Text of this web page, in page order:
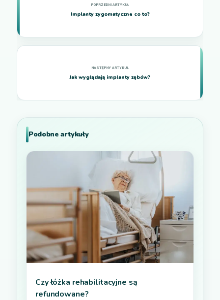
Implanty zygomatyczne co to?
Jak wyglądają implanty zębów?
Podobne artykuły
Czy łóżka rehabilitacyjne są
refundowane?